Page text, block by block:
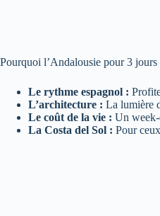
Pourquoi l’Andalousie pour 3 jours
Le rythme espagnol :
L’architecture : La lumière
Le coût de la vie : Un week-
La Costa del Sol : Pour